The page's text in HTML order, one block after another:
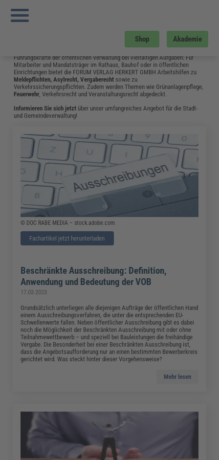
Shop Akademie
Sie sind hier:
Kriterien Zur Prüfung der Binnenmarktrelevanz im Unterschwellenbereich
Seite 4
Führungskräfte der öffentlichen Verwaltung bei vielfältigen Aufgaben: Für
Mitarbeiter und Mandatsträger im Rathaus, Bauhof oder in öffentlichen
Einrichtungen bietet die FORUM VERLAG HERKERT GMBH Arbeitshilfen zu
Meldepflichten, Asylrecht, Vergaberecht sowie zu
Verkehrssicherungspflichten. Zudem werden Themen wie Grünanlagenpflege,
Feuerwehr, Verkehrsrecht und Veranstaltungsrecht abgedeckt.
Informieren Sie sich jetzt über unser umfangreiches Angebot für die Stadt-
und Gemeindeverwaltung!
© DOC RABE MEDIA – stock.adobe.com
Fachartikel jetzt herunterladen
Beschränkte Ausschreibung: Definition,
Anwendung und Bedeutung der VOB
17.03.2023
Grundsätzlich unterliegen alle diejenigen Aufträge der öffentlichen Hand
einem Ausschreibungsverfahren, die unter die entsprechenden EU-
Schwellenwerte fallen. Neben öffentlicher Ausschreibung gibt es dabei
noch die Möglichkeit der Beschränkten Ausschreibung mit oder ohne
Teilnahmewettbewerb – und speziell bei Bauleistungen die freihändige
Vergabe. Die Besonderheit bei einer Beschränkten Ausschreibung ist,
dass die Angebotsaufforderung nur an einen bestimmten Bewerberkreis
gerichtet wird. Was steckt hinter dieser Vorgehensweise?
Mehr lesen